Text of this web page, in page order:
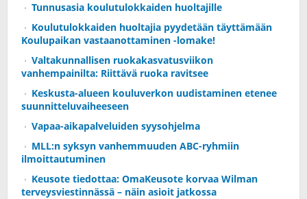
Tunnusasia koulutulokkaiden huoltajille
Koulutulokkaiden huoltajia pyydetään täyttämään
Koulupaikan vastaanottaminen -lomake!
Valtakunnallisen ruokakasvatusviikon
vanhempainilta: Riittävä ruoka ravitsee
Keskusta-alueen kouluverkon uudistaminen etenee
suunnitteluvaiheeseen
Vapaa-aikapalveluiden syysohjelma
MLL:n syksyn vanhemmuuden ABC-ryhmiin
ilmoittautuminen
Keusote tiedottaa: OmaKeusote korvaa Wilman
terveysviestinnässä – näin asioit jatkossa